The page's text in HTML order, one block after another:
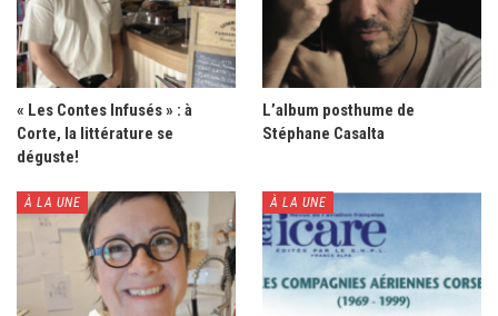
« Les Contes Infusés » : à
Corte, la littérature se
déguste!
L’album posthume de
Stéphane Casalta
À LA UNE À LA UNE